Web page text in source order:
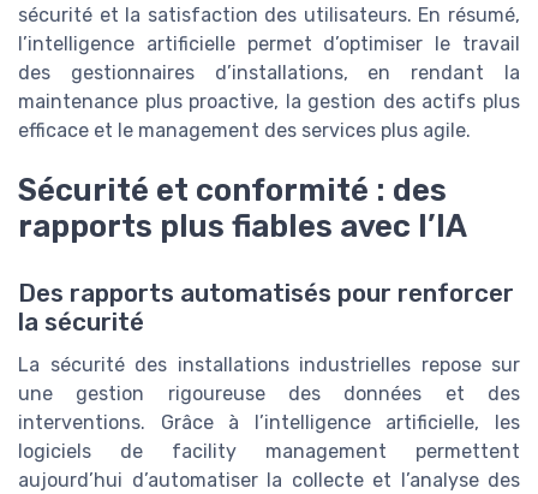
sécurité et la satisfaction des utilisateurs. En résumé,
l’intelligence artificielle permet d’optimiser le travail
des gestionnaires d’installations, en rendant la
maintenance plus proactive, la gestion des actifs plus
efficace et le management des services plus agile.
Sécurité et conformité : des
rapports plus fiables avec l’IA
Des rapports automatisés pour renforcer
la sécurité
La sécurité des installations industrielles repose sur
une gestion rigoureuse des données et des
interventions. Grâce à l’intelligence artificielle, les
logiciels de facility management permettent
aujourd’hui d’automatiser la collecte et l’analyse des